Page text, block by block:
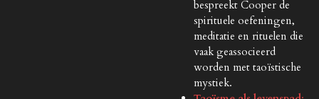
bespreekt Cooper de
spirituele oefeningen,
meditatie en rituelen die
vaak geassocieerd
worden met taoïstische
mystiek.